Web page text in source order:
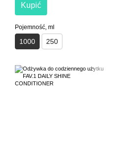
Kupić
Pojemność, ml
1000 250